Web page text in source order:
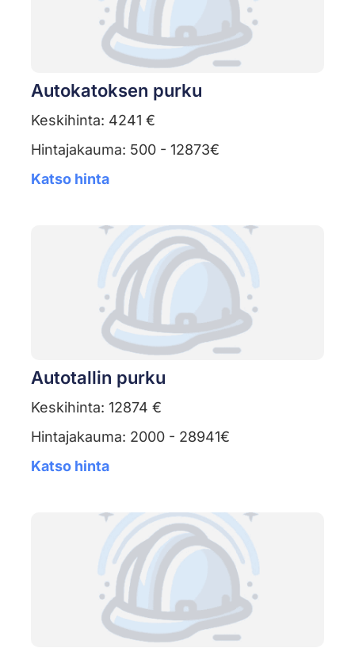
Autokatoksen purku
Keskihinta: 4241 €
Hintajakauma: 500 - 12873€
Katso hinta
Autotallin purku
Keskihinta: 12874 €
Hintajakauma: 2000 - 28941€
Katso hinta